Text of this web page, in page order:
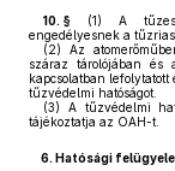
10. § (1) A
engedélyesnek a
(2) Az
száraz tárolójában és
kapcsolatban
tűzvédelmi hatóságot.
(3) A tűzvédelmi
tájékoztatja az OAH-t.
6. Hatósági